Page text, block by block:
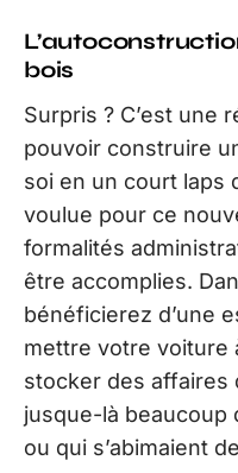
bois
Surpris ? C’est une
pouvoir construire
soi en un court laps
voulue pour ce
formalités
être accomplies.
bénéficierez d’une
mettre votre voiture
stocker des affaires
jusque-là beaucoup
ou qui s’abimaient